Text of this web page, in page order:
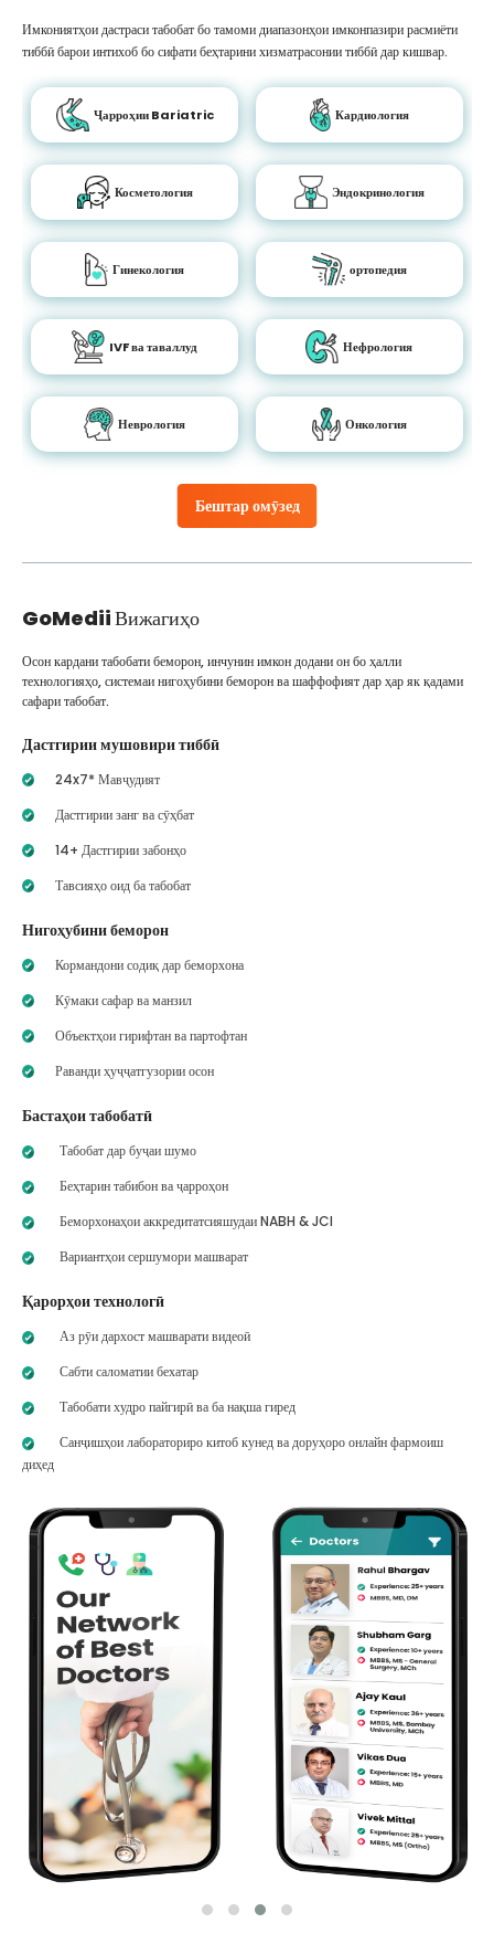
Бештар омӯзед
Имкониятҳои дастраси табобат бо тамоми диапазонҳои имконпазири расмиёти
тиббӣ барои интихоб бо сифати беҳтарини хизматрасонии тиббӣ дар кишвар.
Ҷарроҳии Bariatric Кардиология
Косметология Эндокринология
Гинекология ортопедия
IVF ва таваллуд Нефрология
Неврология Онкология
GoMediiВижагиҳо
Осон кардани табобати беморон, инчунин имкон додани он бо ҳалли
технологияҳо, системаи нигоҳубини беморон ва шаффофият дар ҳар як қадами
сафари табобат.
Дастгирии мушовири тиббӣ
24x7* Мавҷудият
Дастгирии занг ва сӯҳбат
14+ Дастгирии забонҳо
Тавсияҳо оид ба табобат
Нигоҳубини беморон
Кормандони содиқ дар беморхона
Кӯмаки сафар ва манзил
Объектҳои гирифтан ва партофтан
Раванди ҳуҷҷатгузории осон
Бастаҳои табобатӣ
Табобат дар буҷаи шумо
Беҳтарин табибон ва ҷарроҳон
Беморхонаҳои аккредитатсияшудаи NABH & JCI
Вариантҳои сершумори машварат
Қарорҳои технологӣ
Аз рӯи дархост машварати видеоӣ
Сабти саломатии бехатар
Табобати худро пайгирӣ ва ба нақша гиред
Санҷишҳои лабораториро китоб кунед ва доруҳоро онлайн фармоиш
диҳед